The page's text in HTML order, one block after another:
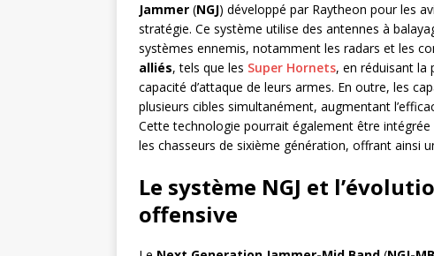
Jammer (NGJ) développé par Raytheon pour les
stratégie. Ce système utilise des antennes à
systèmes ennemis, notamment les radars et les
alliés, tels que les Super Hornets, en réduisant la
capacité d’attaque de leurs armes. En outre, les
plusieurs cibles simultanément, augmentant
Cette technologie pourrait également être
les chasseurs de sixième génération, offrant ainsi
Le système NGJ et
offensive